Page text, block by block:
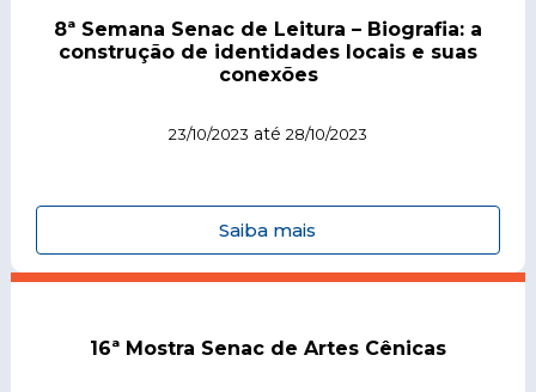
8ª Semana Senac de Leitura – Biografia: a
construção de identidades locais e suas
conexões
23/10/2023 até 28/10/2023
Saiba mais
16ª Mostra Senac de Artes Cênicas